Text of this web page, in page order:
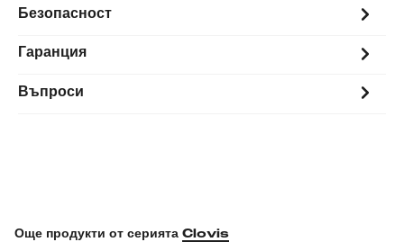
Безопасност
Гаранция
Въпроси
Още продукти от серията Clovis